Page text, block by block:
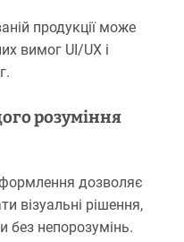
продукції може
вимог UI/UX і
розуміння
дозволяє
візуальні рішення,
без непорозумінь.